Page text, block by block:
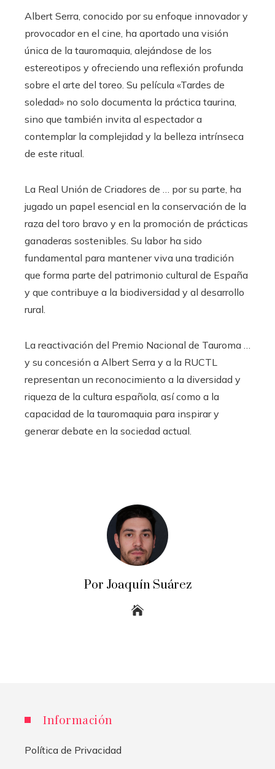
Albert Serra, conocido por su enfoque innovador y
provocador en el cine, ha aportado una visión
única de la tauromaquia, alejándose de los
estereotipos y ofreciendo una reflexión profunda
sobre el arte del toreo. Su película «Tardes de
soledad» no solo documenta la práctica taurina,
sino que también invita al espectador a
contemplar la complejidad y la belleza intrínseca
de este ritual.
La Real Unión de Criadores de … por su parte, ha
jugado un papel esencial en la conservación de la
raza del toro bravo y en la promoción de prácticas
ganaderas sostenibles. Su labor ha sido
fundamental para mantener viva una tradición
que forma parte del patrimonio cultural de España
y que contribuye a la biodiversidad y al desarrollo
rural.
La reactivación del Premio Nacional de Tauroma …
y su concesión a Albert Serra y a la RUCTL
representan un reconocimiento a la diversidad y
riqueza de la cultura española, así como a la
capacidad de la tauromaquia para inspirar y
generar debate en la sociedad actual.
Por Joaquín Suárez
Información
Política de Privacidad